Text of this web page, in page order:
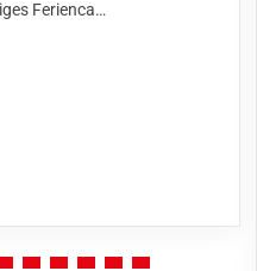
Ferienca…